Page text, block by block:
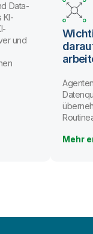
Data-
KI-
und
Mehr